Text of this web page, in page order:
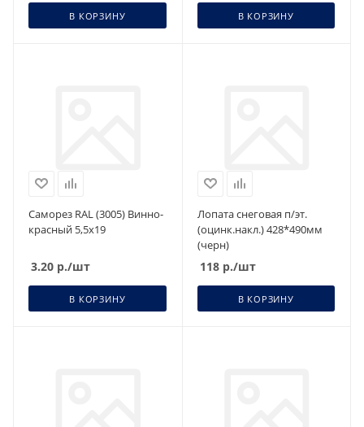
В КОРЗИНУ В КОРЗИНУ
Саморез RAL (3005) Винно-
красный 5,5х19
3.20 р./шт
В КОРЗИНУ
Лопата снеговая п/эт.
(оцинк.накл.) 428*490мм
(черн)
118р./шт
В КОРЗИНУ